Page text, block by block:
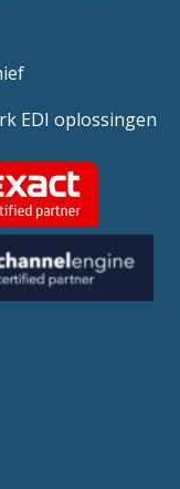
EDI oplossingen